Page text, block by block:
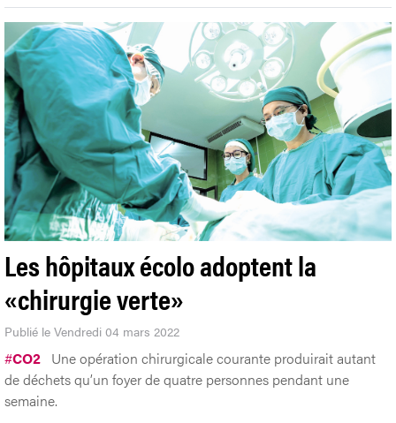
Les hôpitaux écolo adoptent la
«chirurgie verte»
Publié le Vendredi 04 mars 2022
#CO2 Une opération chirurgicale courante produirait autant
de déchets qu’un foyer de quatre personnes pendant une
semaine.